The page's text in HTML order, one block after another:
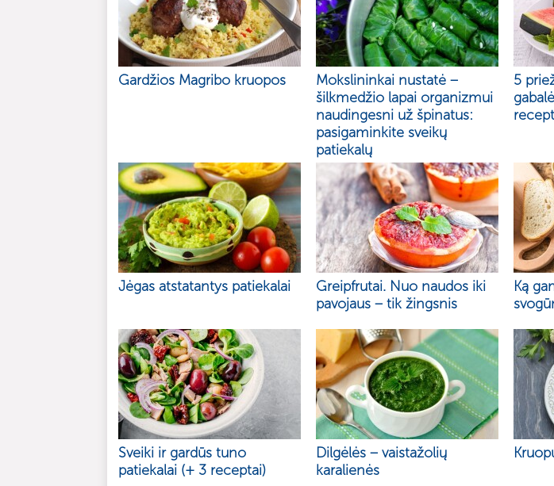
Gardžios Magribo kruopos
Mokslininkai nustatė –
šilkmedžio lapai organizmui
naudingesni už špinatus:
pasigaminkite sveikų
patiekalų
5
Jėgas atstatantys patiekalai
Greipfrutai. Nuo naudos iki
pavojaus – tik žingsnis
Ką
Sveiki ir gardūs tuno
patiekalai (+ 3 receptai)
Dilgėlės – vaistažolių
karalienės